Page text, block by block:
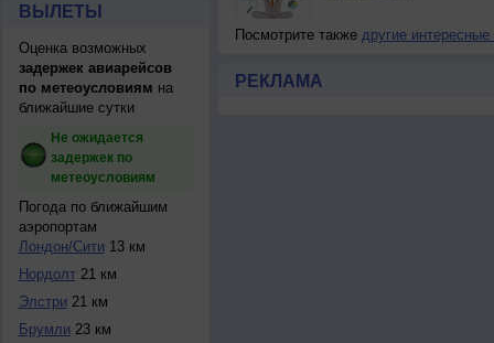
ВЫЛЕТЫ
Оценка возможных
задержек авиарейсов
по метеоусловиям на
ближайшие сутки
Не ожидается
задержек по
метеоусловиям
Погода по ближайшим
аэропортам
Лондон/Сити 13 км
Нордолт21 км
Элстри 21 км
Брумли 23 км
Посмотрите также другие интересные
РЕКЛАМА